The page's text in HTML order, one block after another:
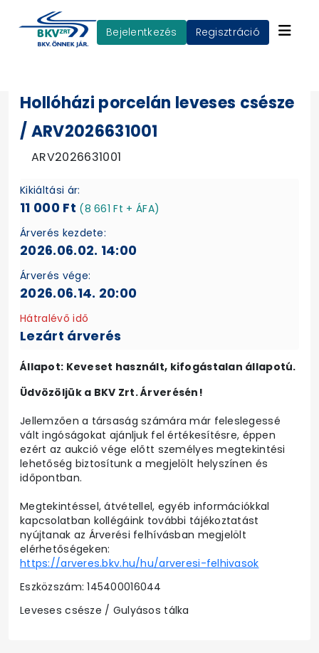
Bejelentkezés Regisztráció
Hollóházi porcelán leveses csésze
/ ARV2026631001
ARV2026631001
Kikiáltási ár:
11 000 Ft (8 661 Ft + ÁFA)
Árverés kezdete:
2026.06.02. 14:00
Árverés vége:
2026.06.14. 20:00
Hátralévő idő
Lezárt árverés
Állapot: Keveset használt, kifogástalan állapotú.
Üdvözöljük a BKV Zrt. Árverésén!
Jellemzően a társaság számára már feleslegessé
vált ingóságokat ajánljuk fel értékesítésre, éppen
ezért az aukció vége előtt személyes megtekintési
lehetőség biztosítunk a megjelölt helyszínen és
időpontban.
Megtekintéssel, átvétellel, egyéb információkkal
kapcsolatban kollégáink további tájékoztatást
nyújtanak az Árverési felhívásban megjelölt
elérhetőségeken:
https://arveres.bkv.hu/hu/arveresi-felhivasok
Eszközszám: 145400016044
Leveses csésze / Gulyásos tálka